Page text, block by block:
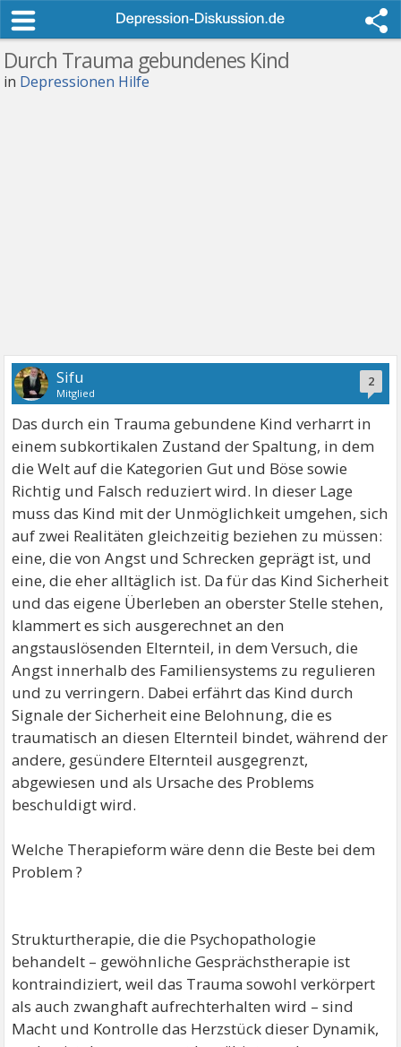
Durch Trauma gebundenes Kind
in Depressionen Hilfe
2
Sifu
Mitglied
Das durch ein Trauma gebundene Kind verharrt in
einem subkortikalen Zustand der Spaltung, in dem
die Welt auf die Kategorien Gut und Böse sowie
Richtig und Falsch reduziert wird. In dieser Lage
muss das Kind mit der Unmöglichkeit umgehen, sich
auf zwei Realitäten gleichzeitig beziehen zu müssen:
eine, die von Angst und Schrecken geprägt ist, und
eine, die eher alltäglich ist. Da für das Kind Sicherheit
und das eigene Überleben an oberster Stelle stehen,
klammert es sich ausgerechnet an den
angstauslösenden Elternteil, in dem Versuch, die
Angst innerhalb des Familiensystems zu regulieren
und zu verringern. Dabei erfährt das Kind durch
Signale der Sicherheit eine Belohnung, die es
traumatisch an diesen Elternteil bindet, während der
andere, gesündere Elternteil ausgegrenzt,
abgewiesen und als Ursache des Problems
beschuldigt wird.
Welche Therapieform wäre denn die Beste bei dem
Problem ?
Strukturtherapie, die die Psychopathologie
behandelt – gewöhnliche Gesprächstherapie ist
kontraindiziert, weil das Trauma sowohl verkörpert
als auch zwanghaft aufrechterhalten wird – sind
Macht und Kontrolle das Herzstück dieser Dynamik,